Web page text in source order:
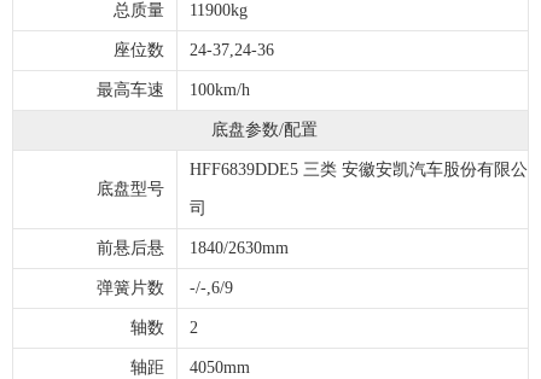
总质量 11900kg
座位数 24-37,24-36
最高车速 100km/h
底盘参数/配置
底盘型号
HFF6839DDE5 三类 安徽安凯汽车股份有限公
司
前悬后悬 1840/2630mm
弹簧片数 -/-,6/9
轴数 2
轴距 4050mm